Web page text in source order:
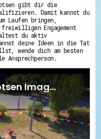
Lotsen gibt dir die
Damit kannst du
Laufen bringen,
freiwilligen Engagement
du aktiv
deine Ideen in die Tat
wende dich am besten
Ansprechperson.